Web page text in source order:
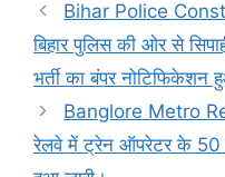
Bihar Police
बिहार पुलिस की ओर से
भर्ती का बंपर नोटिफिकेशन
Banglore Metro
रेलवे में ट्रेन ऑपरेटर के 50